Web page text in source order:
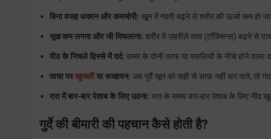
बिना वजह थकान और कमजोरी: खून में गंदगी बढ़ने से शरीर की ऊर्जा कम
भूख कम लगना और जी मिचलाना: शरीर में ज़हरीले तत्व (टॉक्सिन्स) बढ़ने से
पीठ के निचले हिस्से में दर्द: कमर के दोनों तरफ या पसलियों के नीचे होने वाला
त्वचा परखुजलीया रूखापन: जब गुर्दे खून को सही से साफ़ नहीं कर पाते, तो
रात में बार-बार पेशाब के लिए उठना: रात के समय बार-बार पेशाब के लिए नींद
गुर्दे की बीमारी की पहचान कैसे होती है?